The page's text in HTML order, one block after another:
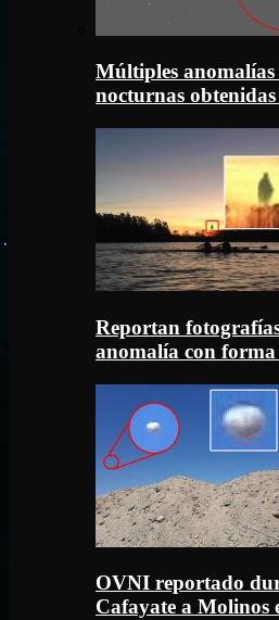
Múltiples anomalías
nocturnas
Reportan
anomalía con
OVNI reportado
Cafayate a Molinos